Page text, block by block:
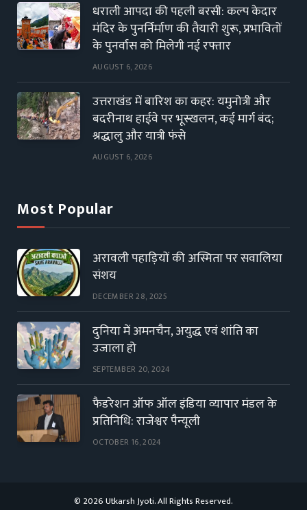
धराली आपदा की पहली बरसी: कल्प केदार
मंदिर के पुनर्निर्माण की तैयारी शुरू, प्रभावितों
के पुनर्वास को मिलेगी नई रफ्तार
AUGUST 6, 2026
उत्तराखंड में बारिश का कहर: यमुनोत्री और
बदरीनाथ हाईवे पर भूस्खलन, कई मार्ग बंद;
श्रद्धालु और यात्री फंसे
AUGUST 6, 2026
Most Popular
अरावली पहाड़ियों की अस्मिता पर सवालिया
संशय
DECEMBER 28, 2025
दुनिया में अमनचैन, अयुद्ध एवं शांति का
उजाला हो
SEPTEMBER 20, 2024
फैडरेशन ऑफ ऑल इंडिया व्यापार मंडल के
प्रतिनिधि: राजेश्वर पैन्यूली
OCTOBER 16, 2024
© 2026 Utkarsh Jyoti. All Rights Reserved.